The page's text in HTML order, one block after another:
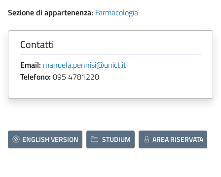
Sezione di appartenenza: Farmacologia
Contatti
Email: manuela.pennisi@unict.it
Telefono: 095 4781220
ENGLISH VERSION STUDIUM AREA RISERVATA